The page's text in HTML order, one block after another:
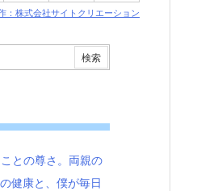
：株式会社サイトクリエーション
との尊さ。両親の
健康と、僕が毎日